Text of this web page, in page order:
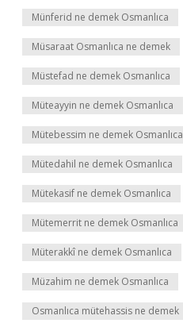
Münferid ne demek Osmanlıca
Müsaraat Osmanlıca ne demek
Müstefad ne demek Osmanlıca
Müteayyin ne demek Osmanlıca
Mütebessim ne demek Osmanlıca
Mütedahil ne demek Osmanlıca
Mütekasif ne demek Osmanlıca
Mütemerrit ne demek Osmanlıca
Müterakkî ne demek Osmanlıca
Müzahim ne demek Osmanlıca
Osmanlıca mütehassis ne demek